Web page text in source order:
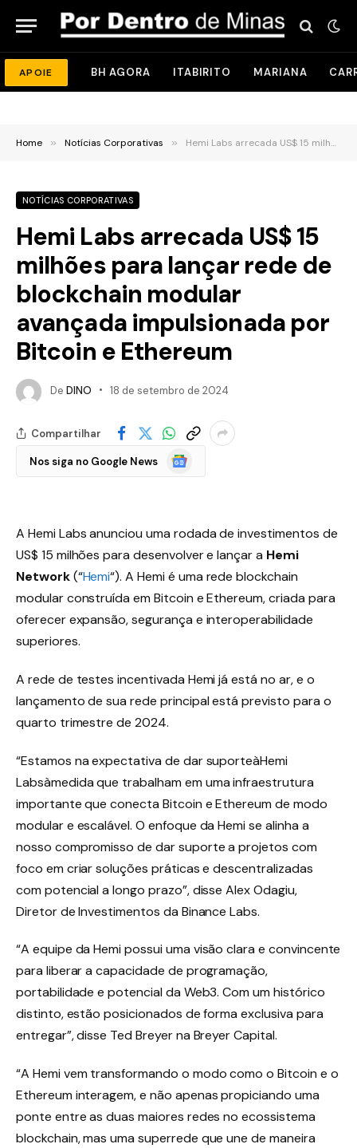
APOIE BH AGORA ITABIRITO MARIANA
Home » Notícias Corporativas » Hemi Labs arrecada US$ 15 milhões para lançar rede de blockchain modular avançada impulsionada por Bitcoin e Ethereum
NOTÍCIAS CORPORATIVAS
Hemi Labs arrecada US$ 15
milhões para lançar rede de
blockchain modular
avançada impulsionada por
Bitcoin e Ethereum
De DINO 18 de setembro de 2024
Compartilhar
Nos siga no Google News
Google
Notícias
A Hemi Labs anunciou uma rodada de investimentos de
US$ 15 milhões para desenvolver e lançar a Hemi
Network(“Hemi“). A Hemi é uma rede blockchain
modular construída em Bitcoin e Ethereum, criada para
oferecer expansão, segurança e interoperabilidade
superiores.
A rede de testes incentivada Hemi já está no ar, e o
lançamento de sua rede principal está previsto para o
quarto trimestre de 2024.
“Estamos na expectativa de dar suporteàHemi
Labsàmedida que trabalham em uma infraestrutura
importante que conecta Bitcoin e Ethereum de modo
modular e escalável. O enfoque da Hemi se alinha a
nosso compromisso de dar suporte a projetos com
foco em criar soluções práticas e descentralizadas
com potencial a longo prazo”, disse Alex Odagiu,
Diretor de Investimentos da Binance Labs.
“A equipe da Hemi possui uma visão clara e convincente
para liberar a capacidade de programação,
portabilidade e potencial da Web3. Com um histórico
distinto, estão posicionados de forma exclusiva para
entregar”, disse Ted Breyer na Breyer Capital.
“A Hemi vem transformando o modo como o Bitcoin e o
Ethereum interagem, e não apenas propiciando uma
ponte entre as duas maiores redes no ecossistema
blockchain, mas uma superrede que une de maneira